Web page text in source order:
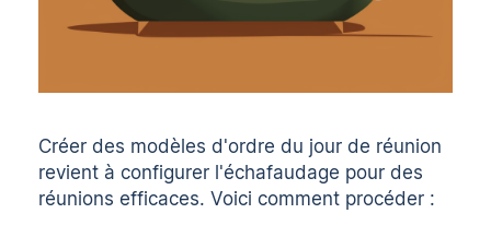
Créer des modèles d'ordre du jour de réunion
revient à configurer l'échafaudage pour des
réunions efficaces. Voici comment procéder :